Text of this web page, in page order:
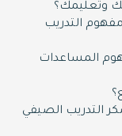
وتعليمك؟
التدريب
المساعدات
التدريب الصيفي